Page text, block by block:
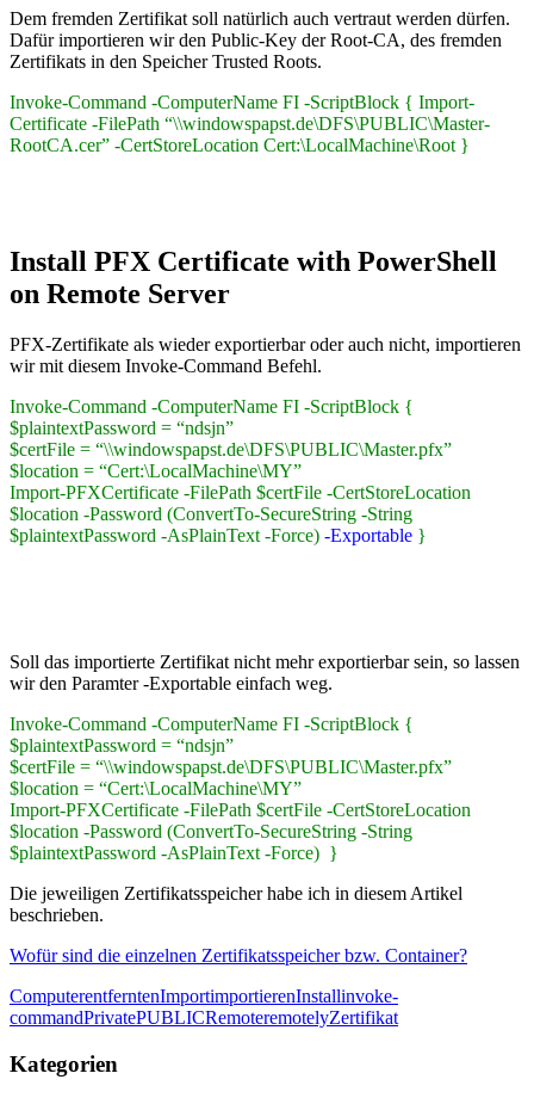
Dem fremden Zertifikat soll natürlich auch vertraut werden dürfen.
Dafür importieren wir den Public-Key der Root-CA, des fremden
Zertifikats in den Speicher Trusted Roots.
Invoke-Command -ComputerName FI -ScriptBlock { Import-
Certificate -FilePath “\\windowspapst.de\DFS\PUBLIC\Master-
RootCA.cer” -CertStoreLocation Cert:\LocalMachine\Root }
Install PFX Certificate with PowerShell
on Remote Server
PFX-Zertifikate als wieder exportierbar oder auch nicht, importieren
wir mit diesem Invoke-Command Befehl.
Invoke-Command -ComputerName FI -ScriptBlock {
$plaintextPassword = “ndsjn”
$certFile = “\\windowspapst.de\DFS\PUBLIC\Master.pfx”
$location = “Cert:\LocalMachine\MY”
Import-PFXCertificate -FilePath $certFile -CertStoreLocation
$location -Password (ConvertTo-SecureString -String
$plaintextPassword -AsPlainText -Force) -Exportable }
Soll das importierte Zertifikat nicht mehr exportierbar sein, so lassen
wir den Paramter -Exportable einfach weg.
Invoke-Command -ComputerName FI -ScriptBlock {
$plaintextPassword = “ndsjn”
$certFile = “\\windowspapst.de\DFS\PUBLIC\Master.pfx”
$location = “Cert:\LocalMachine\MY”
Import-PFXCertificate -FilePath $certFile -CertStoreLocation
$location -Password (ConvertTo-SecureString -String
$plaintextPassword -AsPlainText -Force) }
Die jeweiligen Zertifikatsspeicher habe ich in diesem Artikel
beschrieben.
Wofür sind die einzelnen Zertifikatsspeicher bzw. Container?
ComputerentferntenImportimportierenInstallinvoke-
commandPrivatePUBLICRemoteremotelyZertifikat
Kategorien